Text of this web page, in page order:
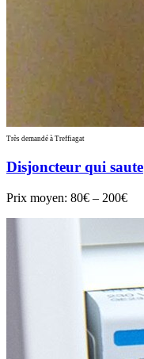
Très demandé à Treffiagat
Disjoncteur qui saute
Prix moyen: 80€ – 200€